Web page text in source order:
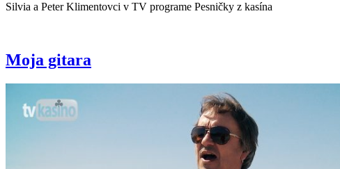
Silvia a Peter Klimentovci v TV programe Pesničky z kasína
Moja gitara